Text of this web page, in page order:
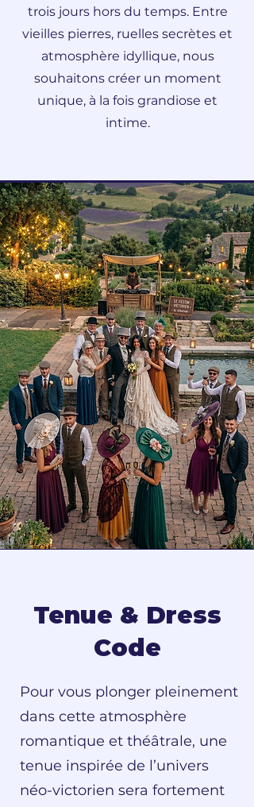
trois jours hors du temps. Entre
vieilles pierres, ruelles secrètes et
atmosphère idyllique, nous
souhaitons créer un moment
unique, à la fois grandiose et
intime.
Tenue & Dress
Code
Pour vous plonger pleinement
dans cette atmosphère
romantique et théâtrale, une
tenue inspirée de l’univers
néo-victorien sera fortement